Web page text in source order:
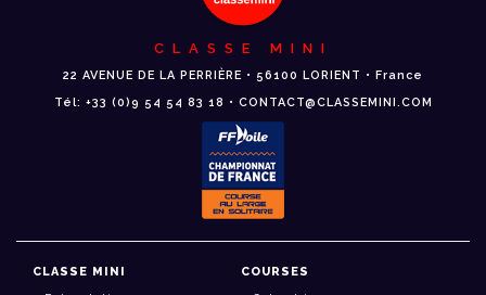
CLASSE MINI
22 AVENUE DE LA PERRIÈRE • 56100 LORIENT • France
Tél: +33 (0)9 54 54 83 18 • CONTACT@CLASSEMINI.COM
CLASSE MINI
COURSES